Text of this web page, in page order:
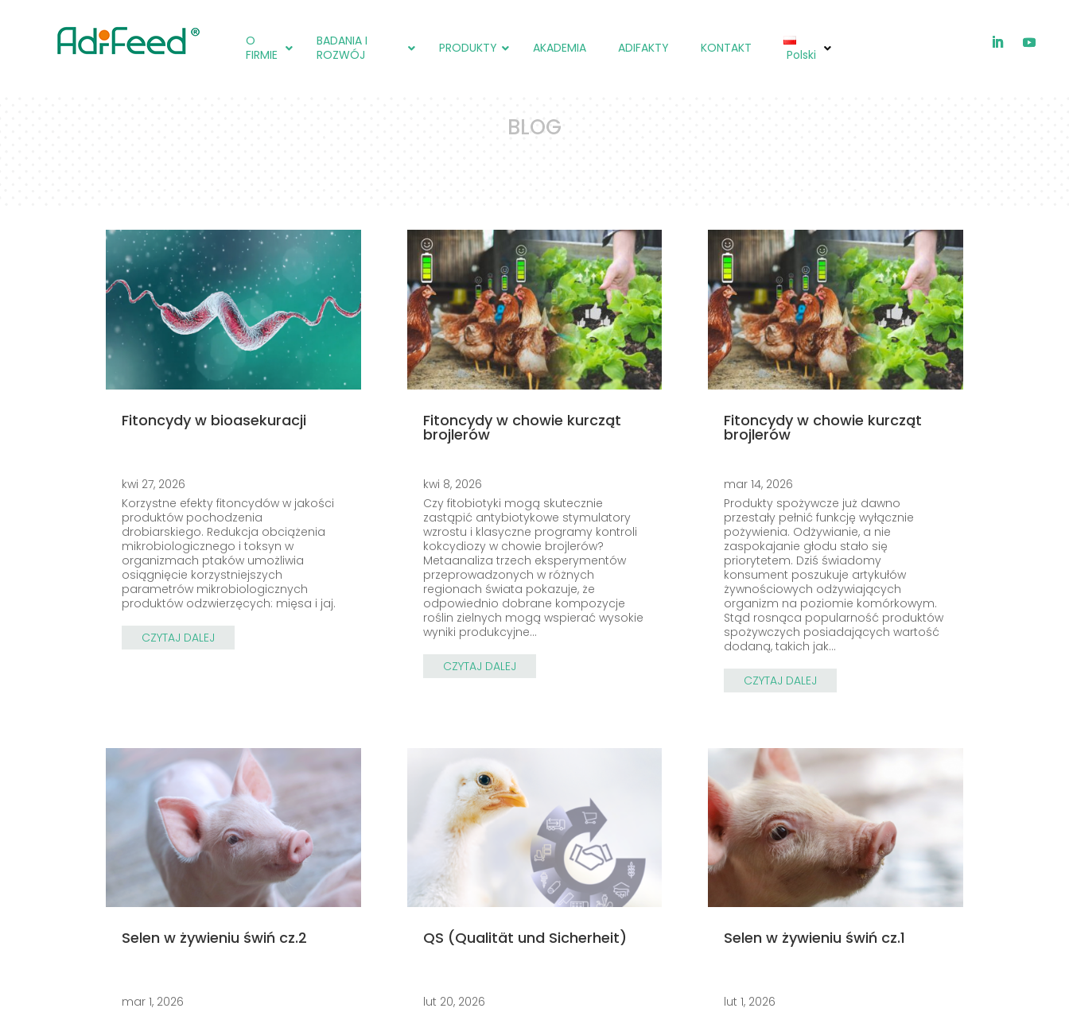
O
FIRMIE
BADANIA I
ROZWÓJ
PRODUKTY
adiCOX®
AKADEMIA ADIFAKTY KONTAKT Polski
BLOG
Fitoncydy w bioasekuracji
kwi 27, 2026
Korzystne efekty fitoncydów w jakości
produktów pochodzenia
drobiarskiego. Redukcja obciążenia
mikrobiologicznego i toksyn w
organizmach ptaków umożliwia
osiągnięcie korzystniejszych
parametrów mikrobiologicznych
produktów odzwierzęcych: mięsa i jaj.
CZYTAJ DALEJ
Selen w żywieniu świń cz.2
mar 1, 2026
Fitoncydy w chowie kurcząt
brojlerów
kwi 8, 2026
Czy fitobiotyki mogą skutecznie
zastąpić antybiotykowe stymulatory
wzrostu i klasyczne programy kontroli
kokcydiozy w chowie brojlerów?
Metaanaliza trzech eksperymentów
przeprowadzonych w różnych
regionach świata pokazuje, że
odpowiednio dobrane kompozycje
roślin zielnych mogą wspierać wysokie
wyniki produkcyjne…
CZYTAJ DALEJ
QS (Qualität und Sicherheit)
lut 20, 2026
Fitoncydy w chowie kurcząt
brojlerów
mar 14, 2026
Produkty spożywcze już dawno
przestały pełnić funkcję wyłącznie
pożywienia. Odżywianie, a nie
zaspokajanie głodu stało się
priorytetem. Dziś świadomy
konsument poszukuje artykułów
żywnościowych odżywiających
organizm na poziomie komórkowym.
Stąd rosnąca popularność produktów
spożywczych posiadających wartość
dodaną, takich jak…
CZYTAJ DALEJ
Selen w żywieniu świń cz.1
lut 1, 2026